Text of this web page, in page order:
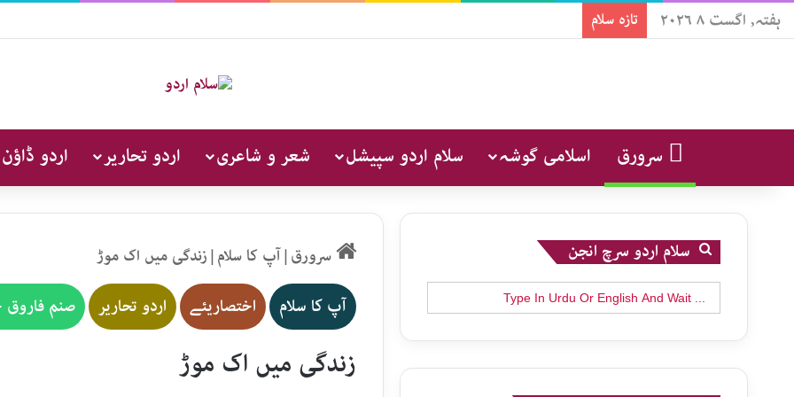
ہفتہ, اگست ۸ ۲۰۲۶ تازہ سلام
سرورق اسلامی گوشہ سلام اردو سپیشل شعر و شاعری اردو تحاریر اردو
سرورق|آپ کا سلام|زندگی میں اک موڑ
آپ کا سلام اختصاریئے اردو تحاریر صنم
زندگی میں اک موڑ
سلام اردو سرچ انجن
Search
for: